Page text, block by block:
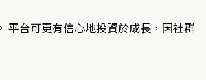
平台可更有信心地投資於成長，因社群